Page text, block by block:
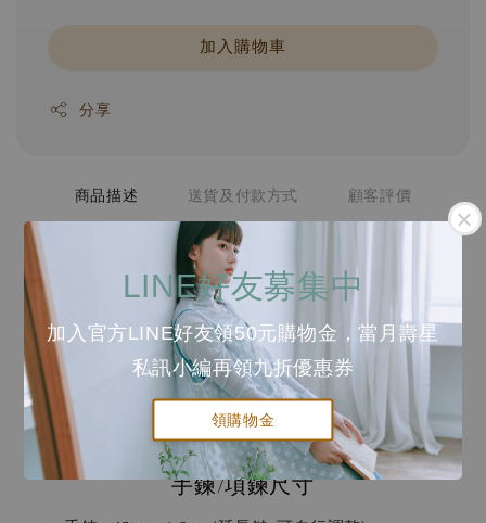
LINE好友募集中
加入官方LINE好友領50元購物金，當月壽星
私訊小編再領九折優惠券
領購物金
加入購物車
分享
商品描述 送貨及付款方式 顧客評價
飾品材質
耳針：低敏鋼針。
耳夾、耳勾：黃銅鍍K金再加上一層保護膜。
圖案：黃銅鍍K金再加上一層保護膜。乾琺瑯上色。
手鍊/項鍊：黃銅鍍K金再加上一層保護膜。
手鍊/項鍊尺寸